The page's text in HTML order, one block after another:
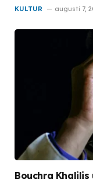
KULTUR augusti 7,
Bouchra